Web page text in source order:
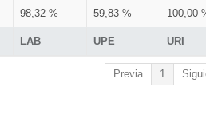
LAB UPE URI
98,32 % 59,83 % 100,00
Previa 1